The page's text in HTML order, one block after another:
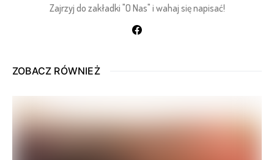
Zajrzyj do zakładki "O Nas" i wahaj się napisać!
ZOBACZ RÓWNIEŻ